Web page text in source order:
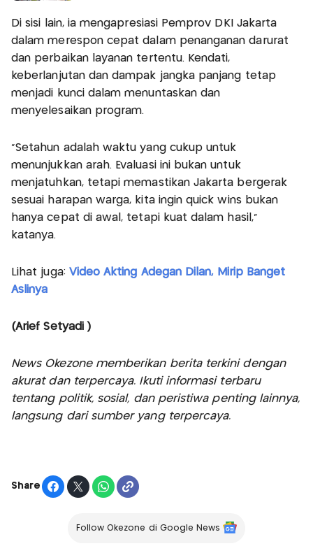
Di sisi lain, ia mengapresiasi Pemprov DKI Jakarta
dalam merespon cepat dalam penanganan darurat
dan perbaikan layanan tertentu. Kendati,
keberlanjutan dan dampak jangka panjang tetap
menjadi kunci dalam menuntaskan dan
menyelesaikan program.
“Setahun adalah waktu yang cukup untuk
menunjukkan arah. Evaluasi ini bukan untuk
menjatuhkan, tetapi memastikan Jakarta bergerak
sesuai harapan warga, kita ingin quick wins bukan
hanya cepat di awal, tetapi kuat dalam hasil,”
katanya.
Lihat juga: Video Akting Adegan Dilan, Mirip Banget
Aslinya
(Arief Setyadi )
News Okezone memberikan berita terkini dengan
akurat dan terpercaya. Ikuti informasi terbaru
tentang politik, sosial, dan peristiwa penting lainnya,
langsung dari sumber yang terpercaya.
Share
Follow Okezone di Google News